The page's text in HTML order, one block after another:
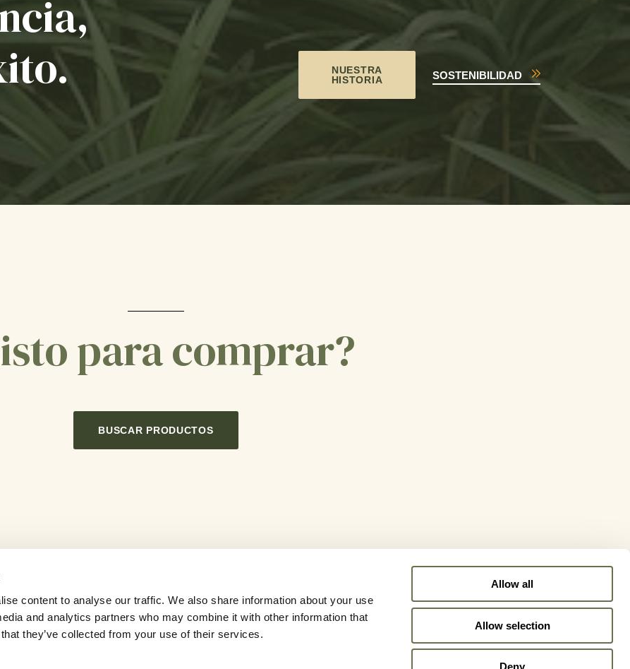
content to analyse our traffic. We also share information about your use
and analytics partners who may combine it with other information that
they’ve collected from your use of their services.
Allow all
Allow selection
Deny
NUESTRA
HISTORIA
SOSTENIBILIDAD
para comprar?
BUSCAR PRODUCTOS
Noticias Carreras Contáctenos